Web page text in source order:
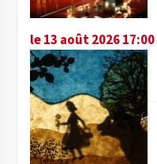
le 13 août 2026 17:00